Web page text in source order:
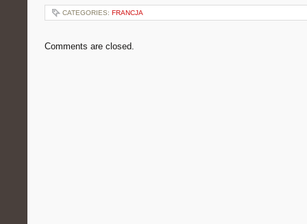
CATEGORIES: FRANCJA
Comments are closed.